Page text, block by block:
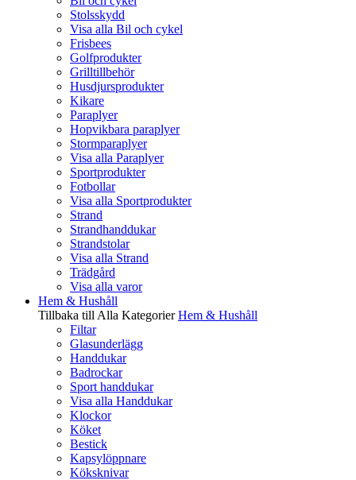
Stolsskydd
Visa alla Bil och cykel
Frisbees
Golfprodukter
Grilltillbehör
Husdjursprodukter
Kikare
Paraplyer
Hopvikbara paraplyer
Stormparaplyer
Visa alla Paraplyer
Sportprodukter
Fotbollar
Visa alla Sportprodukter
Strand
Strandhanddukar
Strandstolar
Visa alla Strand
Trädgård
Visa alla varor
Hem & Hushåll
Tillbaka till Alla Kategorier Hem & Hushåll
Filtar
Glasunderlägg
Handdukar
Badrockar
Sport handdukar
Visa alla Handdukar
Klockor
Köket
Bestick
Kapsylöppnare
Köksknivar